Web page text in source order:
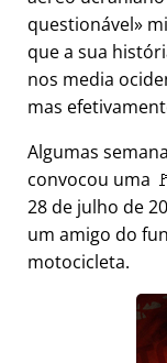
questionável
que a sua
nos media
mas
Algumas
convocou uma
28 de julho de
um amigo do
motocicleta.